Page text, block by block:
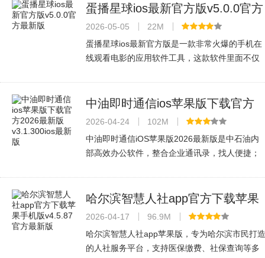
门沟通、云空间存储，满足企业日
蛋播星球ios最新官方版v5.0.0官方
最新版
2026-05-05
22M
蛋播星球ios最新官方版是一款非常火爆的手机在
线观看电影的应用软件工具，这款软件里面不仅
有款七八糟的广告出现，这款是苹果
中油即时通信ios苹果版下载官方
2026最新版v3.1.300ios最新版
2026-04-24
102M
中油即时通信iOS苹果版2026最新版是中石油内
部高效办公软件，整合企业通讯录，找人便捷；
话、轻办公协同（如工作流审批）、
哈尔滨智慧人社app官方下载苹果
手机版v4.5.87官方最新版
2026-04-17
96.9M
哈尔滨智慧人社app苹果版，专为哈尔滨市民打造
的人社服务平台，支持医保缴费、社保查询等多